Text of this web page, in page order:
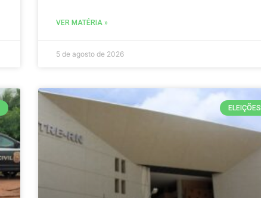
VER MATÉRIA »
5 de agosto de 2026
ELEIÇÕES